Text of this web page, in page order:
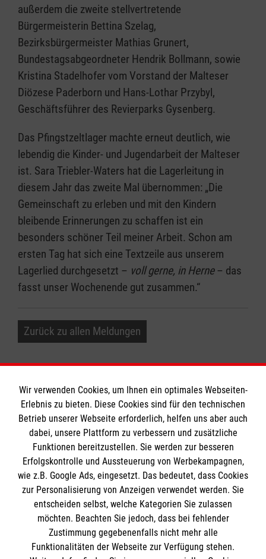
außerdem die zweite stellvertretende
Bürgermeisterin Bettina Szelag,
Bezirksbürgermeister Mathias Grunert,
Bundestagsabgeordneter Hendrik Bollmann, sowie
Kristina Stadelhofer vom Vorstand der Malteser
Diözese Paderborn und Hans-Lothar Przybyl,
Geschäftsführer des Revierparks Gysenberg.
Das Pfingstzeltlager machte erneut deutlich, wie
lebendig die Kinder- und Jugendarbeit der Malteser
ist. Sara Triebler-Waters hat die Lagerleitung in
diesem Jahr das zweite Mal übernommen: „Die
Gemeinschaft zu erleben und mit den Kindern
bleibende Erinnerungen zu schaffen ist ein
besonders schöner Teil meiner Arbeit. Schon am
ersten Tag hat sich eine Textzeile aus unserem
Lagerlied durchgesetzt – voll gerne, in Herne– das
fasst unser Wochenende gut zusammen.“
Zurück zu allen Meldungen
Informationen
Impressum
Datenschutz
Kontakt
Barrierefreiheit
Die Malteser
Malteser in Deutschland
Malteserorden
Spendenkonto
Wir verwenden Cookies, um Ihnen ein optimales Webseiten-
Erlebnis zu bieten. Diese Cookies sind für den technischen
Betrieb unserer Webseite erforderlich, helfen uns aber auch
dabei, unsere Plattform zu verbessern und zusätzliche
Funktionen bereitzustellen. Sie werden zur besseren
Erfolgskontrolle und Aussteuerung von Werbekampagnen,
wie z.B. Google Ads, eingesetzt. Das bedeutet, dass Cookies
zur Personalisierung von Anzeigen verwendet werden. Sie
entscheiden selbst, welche Kategorien Sie zulassen
möchten. Beachten Sie jedoch, dass bei fehlender
Zustimmung gegebenenfalls nicht mehr alle
Funktionalitäten der Webseite zur Verfügung stehen.